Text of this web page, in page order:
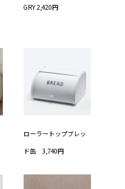
GRY 2,420円
ローラートップブレッ
ド缶 3,740円